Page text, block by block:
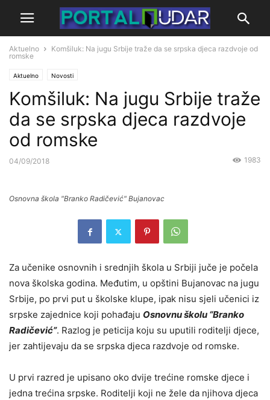
Aktuelno
Komšiluk: Na jugu Srbije traže da se srpska djeca razdvoje od
romske
Aktuelno Novosti
Komšiluk: Na jugu Srbije traže
da se srpska djeca razdvoje
od romske
04/09/2018 1983
Osnovna škola "Branko Radičević" Bujanovac
Za učenike osnovnih i srednjih škola u Srbiji juče je počela
nova školska godina. Međutim, u opštini Bujanovac na jugu
Srbije, po prvi put u školske klupe, ipak nisu sjeli učenici iz
srpske zajednice koji pohađaju Osnovnu školu “Branko
Radičević”. Razlog je peticija koju su uputili roditelji djece,
jer zahtijevaju da se srpska djeca razdvoje od romske.
U prvi razred je upisano oko dvije trećine romske djece i
jedna trećina srpske. Roditelji koji ne žele da njihova djeca